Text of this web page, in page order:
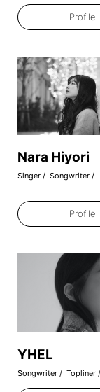
2021.04.10
XPXP《ARI
2021.01.20
XPXP on
2021.01.08
2020.06.30
Billboard
(her0ismとの
クリエイタ
を法人化しま
2019.07.05
Golden
にゲストスピ
2019.04.12
Profile
Nara Hiyori
Singer Songwriter
Profile
YHEL
Songwriter Topliner